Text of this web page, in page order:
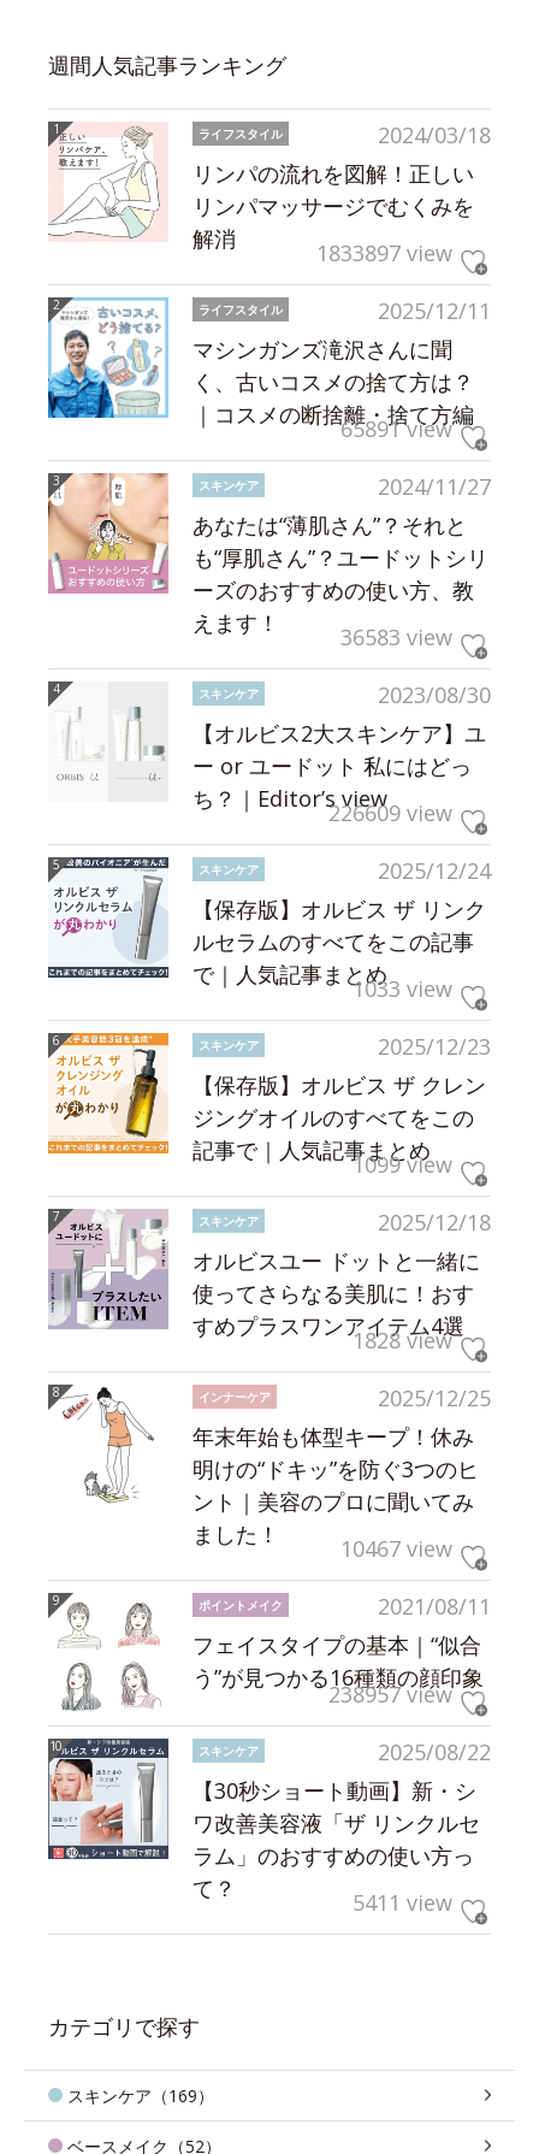
週間人気記事ランキング
2024/03/18
ライフスタイル
リンパの流れを図解！正しい
リンパマッサージでむくみを
解消
1833897 view
2025/12/11
ライフスタイル
マシンガンズ滝沢さんに聞
く、古いコスメの捨て方は？
｜コスメの断捨離・捨て方編
65891 view
2024/11/27
スキンケア
あなたは“薄肌さん”？それと
も“厚肌さん”？ユードットシリ
ーズのおすすめの使い方、教
えます！
36583 view
2023/08/30
スキンケア
【オルビス2大スキンケア】ユ
ー or ユードット 私にはどっ
ち？｜Editor’s view226609 view
2025/12/24
スキンケア
【保存版】オルビス ザ リンク
ルセラムのすべてをこの記事
で｜人気記事まとめ1033 view
2025/12/23
スキンケア
【保存版】オルビス ザ クレン
ジングオイルのすべてをこの
記事で｜人気記事まとめ
1099 view
2025/12/18
スキンケア
オルビスユー ドットと一緒に
使ってさらなる美肌に！おす
すめプラスワンアイテム4選
1828 view
2025/12/25
インナーケア
年末年始も体型キープ！休み
明けの“ドキッ”を防ぐ3つのヒ
ント｜美容のプロに聞いてみ
ました！
10467 view
2021/08/11
ポイントメイク
フェイスタイプの基本｜“似合
う”が見つかる16種類の顔印象
238957 view
2025/08/22
スキンケア
【30秒ショート動画】新・シ
ワ改善美容液「ザ リンクルセ
ラム」のおすすめの使い方っ
て？
5411 view
カテゴリで探す
スキンケア（169）
ベースメイク（52）